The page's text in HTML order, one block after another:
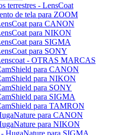
terrestres - LensCoat
de tela para ZOOM
para CANON
para NIKON
para SIGMA
para SONY
- OTRAS MARCAS
para CANON
para NIKON
para SONY
para SIGMA
para TAMRON
para CANON
para NIKON
HugaNature para SIGMA